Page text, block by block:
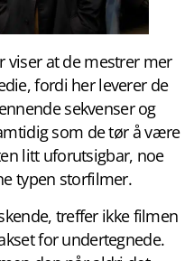
viser at de mestrer mer
fordi her leverer de
sekvenser og
som de tør å være
litt uforutsigbar, noe
typen storfilmer.
treffer ikke filmen
for undertegnede.